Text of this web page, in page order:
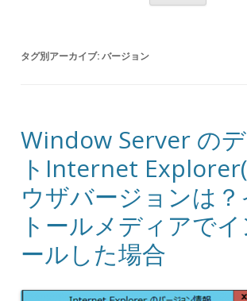
タグ別アーカイブ: バージョン
Window Server の
トInternet
ウザバージョンは？
トールメディアでイ
ールした場合